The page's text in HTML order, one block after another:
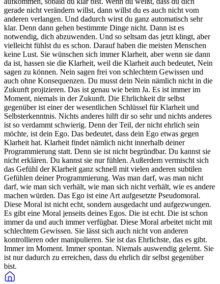
gerade nicht verändern willst, dann willst du es auch nicht vom
anderen verlangen. Und dadurch wirst du ganz automatisch sehr
klar. Denn dann gehen bestimmte Dinge nicht. Dann ist es
notwendig, dich abzuwenden. Und so seltsam das jetzt klingt, aber
vielleicht fühlst du es schon. Darauf haben die meisten Menschen
keine Lust. Sie wünschen sich immer Klarheit, aber wenn sie dann
da ist, hassen sie die Klarheit, weil die Klarheit auch bedeutet, Nein
sagen zu können. Nein sagen frei von schlechtem Gewissen und
auch ohne Konsequenzen. Du musst dein Nein nämlich nicht in die
Zukunft projizieren. Das ist genau wie beim Ja. Es ist immer im
Moment, niemals in der Zukunft. Die Ehrlichkeit dir selbst
gegenüber ist einer der wesentlichen Schlüssel für Klarheit und
Selbsterkenntnis. Nichts anderes hilft dir so sehr und nichts anderes
ist so verdammt schwierig. Denn der Teil, der nicht ehrlich sein
möchte, ist dein Ego. Das bedeutet, dass dein Ego etwas gegen
Klarheit hat. Klarheit findet nämlich nicht innerhalb deiner
Programmierung statt. Denn sie ist nicht begründbar. Du kannst sie
nicht erklären. Du kannst sie nur fühlen. Außerdem vermischt sich
das Gefühl der Klarheit ganz schnell mit vielen anderen subtilen
Gefühlen deiner Programmierung. Was man darf, was man nicht
darf, wie man sich verhält, wie man sich nicht verhält, wie es andere
machen würden. Das Ego ist eine Art aufgesetzte Pseudomoral.
Diese Moral ist nicht echt, sondern ausgedacht und aufgezwungen.
Es gibt eine Moral jenseits deines Egos. Die ist echt. Die ist schon
immer da und auch immer verfügbar. Diese Moral arbeitet nicht mit
schlechtem Gewissen. Sie lässt sich auch nicht von anderen
kontrollieren oder manipulieren. Sie ist das Ehrlichste, das es gibt.
Immer im Moment. Immer spontan. Niemals auswendig gelernt. Sie
ist nur dadurch zu erreichen, dass du ehrlich dir selbst gegenüber
bist.